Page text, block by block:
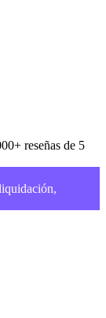
reseñas de 5